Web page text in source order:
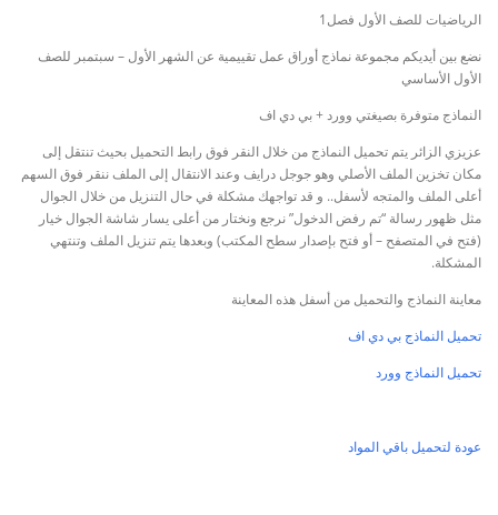
الرياضيات للصف الأول فصل1
نضع بين أيديكم مجموعة نماذج أوراق عمل تقييمية عن الشهر الأول – سبتمبر للصف
الأول الأساسي
النماذج متوفرة بصيغتي وورد + بي دي اف
عزيزي الزائر يتم تحميل النماذج من خلال النقر فوق رابط التحميل بحيث تنتقل إلى
مكان تخزين الملف الأصلي وهو جوجل درايف وعند الانتقال إلى الملف ننقر فوق السهم
أعلى الملف والمتجه لأسفل.. و قد تواجهك مشكلة في حال التنزيل من خلال الجوال
مثل ظهور رسالة “تم رفض الدخول” نرجع ونختار من أعلى يسار شاشة الجوال خيار
(فتح في المتصفح – أو فتح بإصدار سطح المكتب) وبعدها يتم تنزيل الملف وتنتهي
المشكلة.
معاينة النماذج والتحميل من أسفل هذه المعاينة
تحميل النماذج بي دي اف
تحميل النماذج وورد
عودة لتحميل باقي المواد